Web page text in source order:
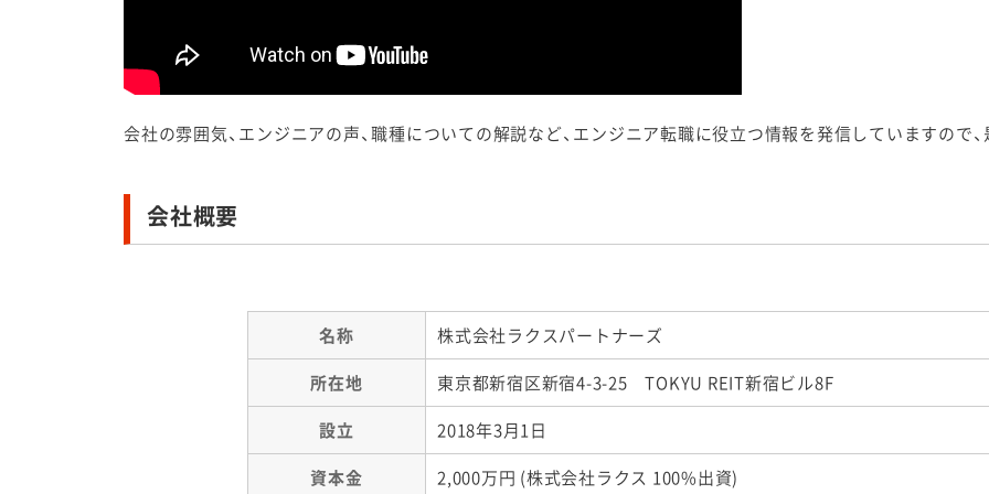
会社の雰囲気、エンジニアの声、職種についての解説など、エンジニア転職に役立つ情報を発信していますので、
会社概要
名称
株式会社ラクスパートナーズ
所在地
東京都新宿区新宿4-3-25 TOKYU REIT新宿ビル8F
設立
2018年3月1日
資本金
2,000万円 (株式会社ラクス 100%出資)